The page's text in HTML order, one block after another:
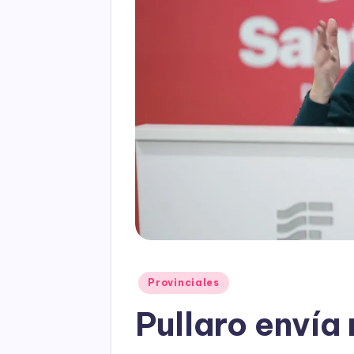
Posted
Provinciales
Pullaro envía